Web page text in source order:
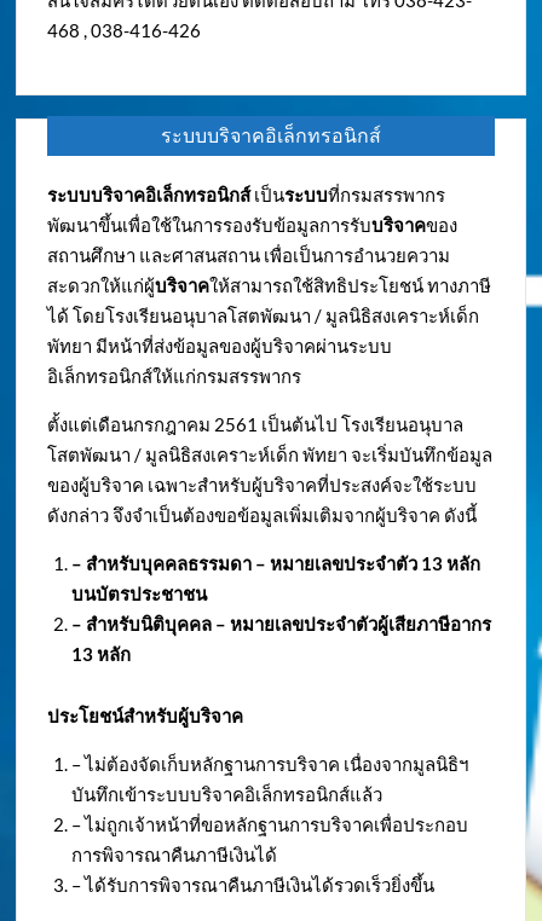
468 , 038-416-426
ระบบบริจาคอิเล็กทรอนิกส์
ระบบบริจาคอิเล็กทรอนิกส์เป็นระบบที่กรมสรรพากร
พัฒนาขึ้นเพื่อใช้ในการรองรับข้อมูลการรับบริจาคของ
สถานศึกษา และศาสนสถาน เพื่อเป็นการอำนวยความ
สะดวกให้แก่ผู้บริจาคให้สามารถใช้สิทธิประโยชน์ ทางภาษี
ได้ โดยโรงเรียนอนุบาลโสตพัฒนา / มูลนิธิสงเคราะห์เด็ก
พัทยา มีหน้าที่ส่งข้อมูลของผู้บริจาคผ่านระบบ
อิเล็กทรอนิกส์ให้แก่กรมสรรพากร
ตั้งแต่เดือนกรกฎาคม 2561 เป็นต้นไป โรงเรียนอนุบาล
โสตพัฒนา / มูลนิธิสงเคราะห์เด็ก พัทยา จะเริ่มบันทึกข้อมูล
ของผู้บริจาค เฉพาะสำหรับผู้บริจาคที่ประสงค์จะใช้ระบบ
ดังกล่าว จึงจำเป็นต้องขอข้อมูลเพิ่มเติมจากผู้บริจาค ดังนี้
– สำหรับบุคคลธรรมดา – หมายเลขประจำตัว 13 หลัก
บนบัตรประชาชน
– สำหรับนิติบุคคล – หมายเลขประจำตัวผู้เสียภาษีอากร
13 หลัก
ประโยชน์สำหรับผู้บริจาค
– ไม่ต้องจัดเก็บหลักฐานการบริจาค เนื่องจากมูลนิธิฯ
บันทึกเข้าระบบบริจาคอิเล็กทรอนิกส์แล้ว
– ไม่ถูกเจ้าหน้าที่ขอหลักฐานการบริจาคเพื่อประกอบ
การพิจารณาคืนภาษีเงินได้
– ได้รับการพิจารณาคืนภาษีเงินได้รวดเร็วยิ่งขึ้น